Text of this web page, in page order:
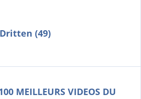
(49)
MEILLEURS VIDEOS DU